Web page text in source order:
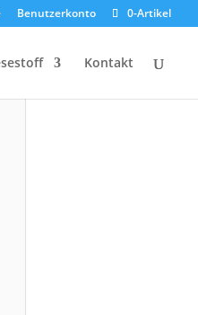
Benutzerkonto 0-Artikel
Kontakt